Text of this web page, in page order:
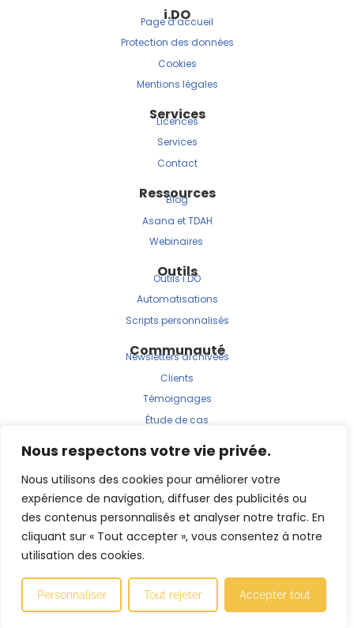
Nous respectons votre vie privée.
Nous utilisons des cookies pour améliorer votre
expérience de navigation, diffuser des publicités ou
des contenus personnalisés et analyser notre trafic. En
cliquant sur « Tout accepter », vous consentez à notre
utilisation des cookies.
Personnaliser Tout rejeter Accepter tout
i.DO
Page d’accueil
Protection des données
Cookies
Mentions légales
Services
Licences
Services
Contact
Ressources
Blog
Asana et TDAH
Webinaires
Outils
Outils i.DO
Automatisations
Scripts personnalisés
Communauté
Newsletters archivées
Clients
Témoignages
Étude de cas
© 2025 | i.DO est une marque de JBRS Consulting.
Fait avec ❤️ par l’agence